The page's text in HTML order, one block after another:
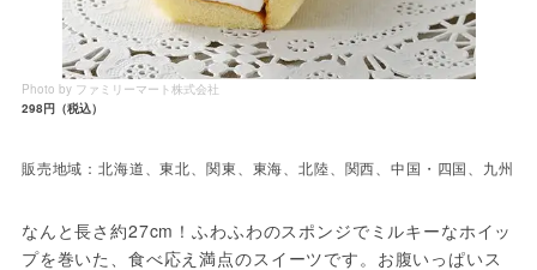
Photo by ファミリーマート株式会社
298円（税込）
販売地域：北海道、東北、関東、東海、北陸、関西、中国・四国、九州
なんと長さ約27cm！ふわふわのスポンジでミルキーなホイッ
プを巻いた、食べ応え満点のスイーツです。お腹いっぱいス